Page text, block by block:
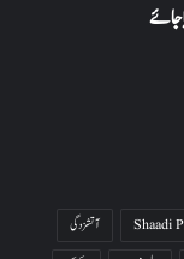
جائے
Shaadi
آتشزدگی